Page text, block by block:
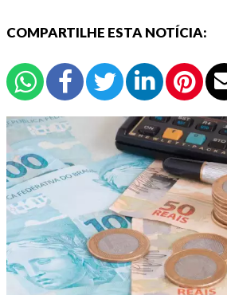
COMPARTILHE ESTA NOTÍCIA: